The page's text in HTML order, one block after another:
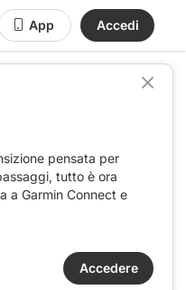
App Accedi
pensata per
tutto è ora
a Garmin Connect e
Accedere